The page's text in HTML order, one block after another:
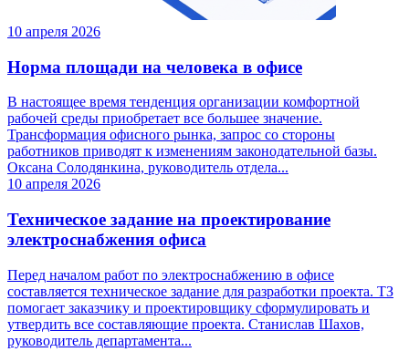
10 апреля 2026
Норма площади на человека в офисе
В настоящее время тенденция организации комфортной
рабочей среды приобретает все большее значение.
Трансформация офисного рынка, запрос со стороны
работников приводят к изменениям законодательной базы.
Оксана Солодянкина, руководитель отдела...
10 апреля 2026
Техническое задание на проектирование
электроснабжения офиса
Перед началом работ по электроснабжению в офисе
составляется техническое задание для разработки проекта. ТЗ
помогает заказчику и проектировщику сформулировать и
утвердить все составляющие проекта. Станислав Шахов,
руководитель департамента...